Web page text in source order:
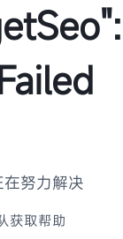
努力解决
获取帮助